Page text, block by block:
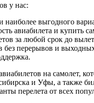
у нас:
выгодного
авиабилета и купить
за любой срок до
без перерывов и
на самолет,
и Уфы, а также
перелета от всех